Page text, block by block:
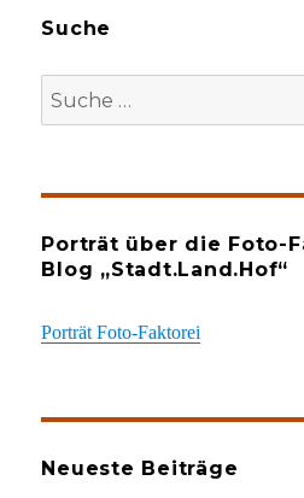
Suche
Suche
nach:
Porträt über die Foto-
Blog „Stadt.Land.Hof“
Porträt Foto-Faktorei
Neueste Beiträge